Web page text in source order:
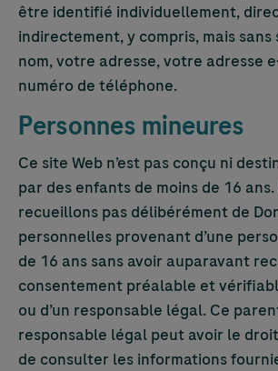
être identifié individuellement,
indirectement, y compris, mais sans
nom, votre adresse, votre adresse
numéro de téléphone.
Personnes mineures
Ce site Web n’est pas conçu ni
par des enfants de moins de 16 ans.
recueillons pas délibérément de
personnelles provenant d’une
de 16 ans sans avoir auparavant
consentement préalable et
ou d’un responsable légal. Ce
responsable légal peut avoir le
de consulter les informations